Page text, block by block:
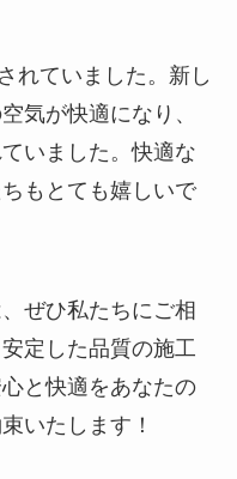
れていました。新し
気が快適になり、
いました。快適な
もとても嬉しいで
ぜひ私たちにご相
定した品質の施工
と快適をあなたの
いたします！